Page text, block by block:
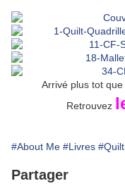
Arrivé plus tot
Retrouvez
#About Me #Livres
Partager